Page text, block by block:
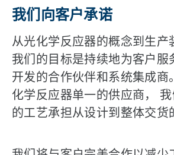
我们向客户承诺
从光化学反应器的概念到生产
我们的目标是持续地为客户服
开发的合作伙伴和系统集成商
化学反应器单一的供应商，
的工艺承担从设计到整体交货